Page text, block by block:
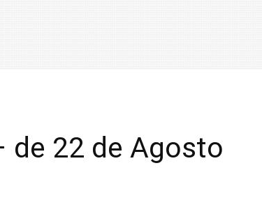
de 22 de Agosto